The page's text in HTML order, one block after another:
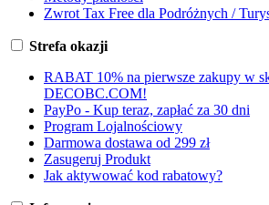
Zwrot Tax Free dla Podróżnych /
Strefa okazji
RABAT 10% na pierwsze zakupy w
DECOBC.COM!
PayPo - Kup teraz, zapłać za 30 dni
Program Lojalnościowy
Darmowa dostawa od 299 zł
Zasugeruj Produkt
Jak aktywować kod rabatowy?